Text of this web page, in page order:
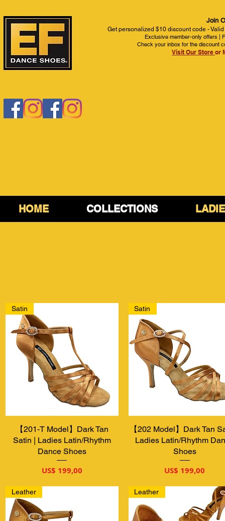
Join
Get personalized $10 discount code -
Exclusive member-only offers |
Check your inbox for the discount
Visit Our Store or
HOME COLLECTIONS
Visualização rápida
Satin
【201-T Model】Dark Tan
Satin | Ladies Latin/Rhythm
Dance Shoes
Preço
US$ 199,00
Visualização rápida
Satin
【202 Model】Dark Tan
Ladies Latin/Rhythm
Shoes
Preço
US$ 199,00
Leather Leather